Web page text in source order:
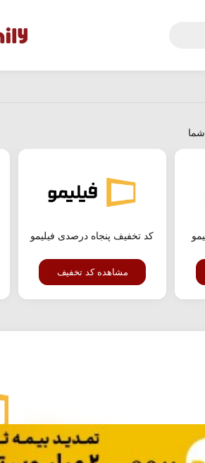
شما
کد تخفیف پنجاه درصدی فیلیمو
مشاهده کد تخفیف